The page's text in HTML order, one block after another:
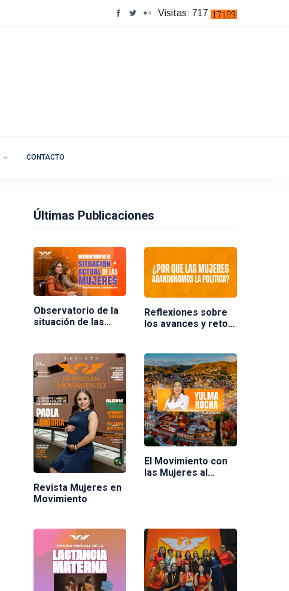
Visitas: 717
CONTACTO
Últimas Publicaciones
Observatorio de la
situación de las
Ciudadano
Reflexiones sobre
los avances y retos
Ponente Nuria
Varela
Revista Mujeres en
Movimiento
El Movimiento con
las Mujeres al